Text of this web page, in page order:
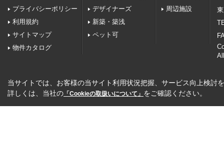
プライバシーポリシー
利用規約
サイトマップ
物件カタログ
デザイナーズ
新築・築浅
ペット可
周辺施設
当サイトでは、お客様の当サイト利用状況把握、サービス向上検討
詳しくは、当社の 「Cookieの取扱いについて」 をご確認ください。